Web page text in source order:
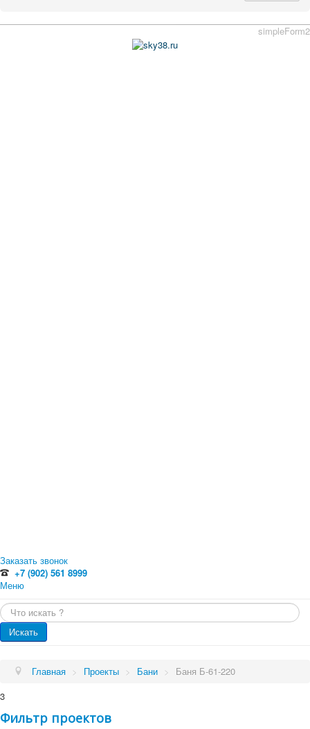
simpleForm2
Заказать звонок
+7 (902) 561 8999
Меню
Каталог
Оцилиндрованное бревно
Профилированный брус
Погонажные изделия. Вагонка, планкен, доска пола
Малые архитектурные формы
Бани от 70 кв.м.
Главная
Каталог
Проекты
Цены
Искать...
Искать
Главная > Проекты > Бани >
Баня Б-61-220
3
Фильтр проектов